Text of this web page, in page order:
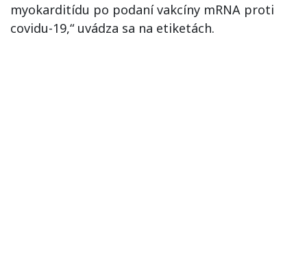
myokarditídu po podaní vakcíny mRNA proti
covidu-19,“ uvádza sa na etiketách.